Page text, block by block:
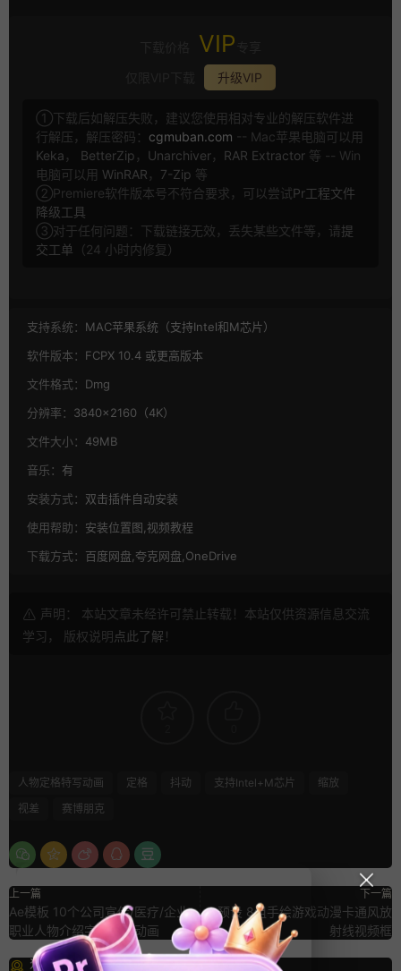
VIP
升级VIP
①下载后如解压失败，建议您使用相对专业的解压软件进
行解压，解压密码： cgmuban.com -- Mac苹果电脑可以用
Keka ， BetterZip ， Unarchiver， RAR Extractor 等 -- Win
电脑可以用 WinRAR ， 7-Zip 等
②Premiere软件版本号不符合要求，可以尝试Pr工程文件
降级工具
③对于任何问题：下载链接无效，丢失某些文件等，请提
交工单 （24 小时内修复）
支持系统： MAC苹果系统（支持Intel和M芯片）
软件版本： FCPX 10.4 或更高版本
文件格式： Dmg
分辨率： 3840×2160（4K）
文件大小： 49MB
音乐： 有
安装方式： 双击插件自动安装
使用帮助： 安装位置图,视频教程
下载方式： 百度网盘,夸克网盘,OneDrive
声明： 本站文章未经许可禁止转载！本站仅供资源信息交流
学习， 版权说明点此了解 ！
人物定格特写动画 定格 抖动 支持Intel+M芯片
缩放
视差
赛博朋克
上一篇
Ae模板 10个公司宣传/医疗/企业
职业人物介绍字幕弹窗动画
下一篇
pr预设 8组手绘游戏动漫卡通风放
射线视频框
猜你喜欢